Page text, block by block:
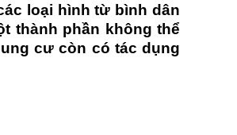
loại hình từ bình dân
thành phần không thể
cư còn có tác dụng